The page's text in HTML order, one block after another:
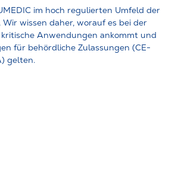
im hoch regulierten Umfeld der
wissen daher, worauf es bei der
Anwendungen ankommt und
für behördliche Zulassungen (CE-
gelten.